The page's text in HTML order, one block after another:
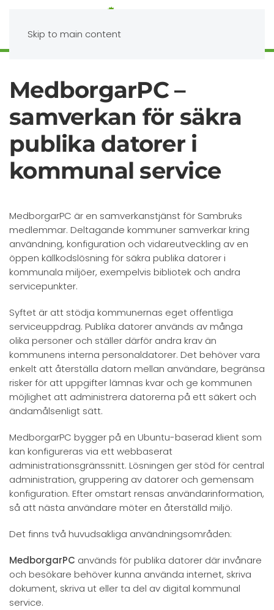
Skip to main content
MedborgarPC –
samverkan för säkra
publika datorer i
kommunal service
MedborgarPC är en samverkanstjänst för Sambruks
medlemmar. Deltagande kommuner samverkar kring
användning, konfiguration och vidareutveckling av en
öppen källkodslösning för säkra publika datorer i
kommunala miljöer, exempelvis bibliotek och andra
servicepunkter.
Syftet är att stödja kommunernas eget offentliga
serviceuppdrag. Publika datorer används av många
olika personer och ställer därför andra krav än
kommunens interna personaldatorer. Det behöver vara
enkelt att återställa datorn mellan användare, begränsa
risker för att uppgifter lämnas kvar och ge kommunen
möjlighet att administrera datorerna på ett säkert och
ändamålsenligt sätt.
MedborgarPC bygger på en Ubuntu-baserad klient som
kan konfigureras via ett webbaserat
administrationsgränssnitt. Lösningen ger stöd för central
administration, gruppering av datorer och gemensam
konfiguration. Efter omstart rensas användarinformation,
så att nästa användare möter en återställd miljö.
Det finns två huvudsakliga användningsområden:
MedborgarPC används för publika datorer där invånare
och besökare behöver kunna använda internet, skriva
dokument, skriva ut eller ta del av digital kommunal
service.